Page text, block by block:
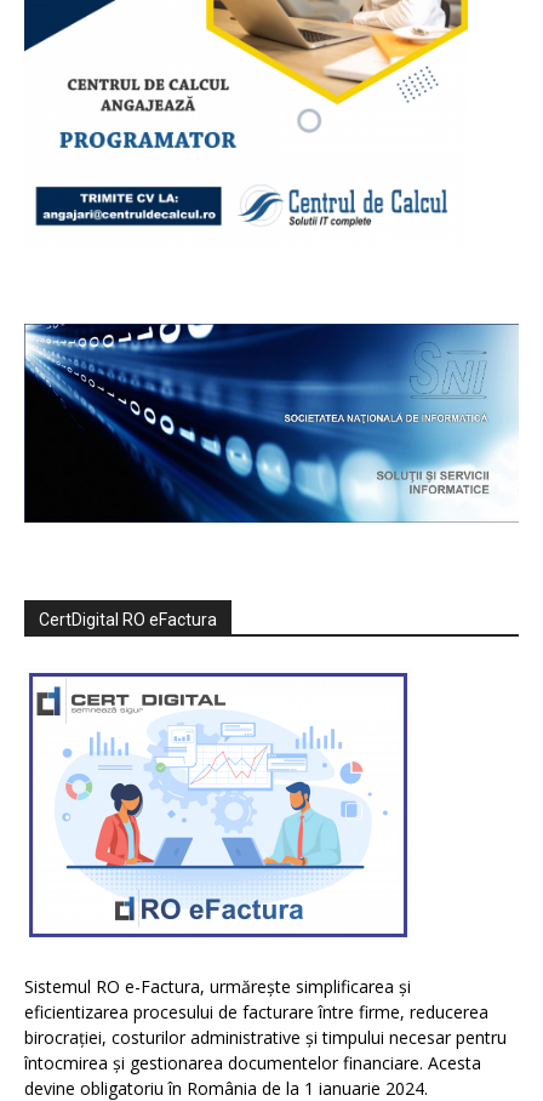
CertDigital RO eFactura
Sistemul RO e-Factura, urmărește simplificarea și
eficientizarea procesului de facturare între firme, reducerea
birocrației, costurilor administrative și timpului necesar pentru
întocmirea și gestionarea documentelor financiare. Acesta
devine obligatoriu în România de la 1 ianuarie 2024.